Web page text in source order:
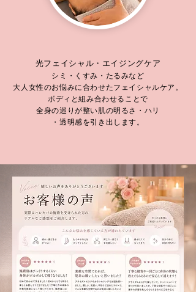
光フェイシャル・エイジングケア
シミ・くすみ・たるみなど
大人女性のお悩みに合わせたフェイシャルケア。
ボディと組み合わせることで
全身の巡りが整い肌の明るさ・ハリ
・透明感を引き出します。